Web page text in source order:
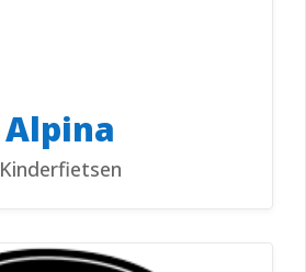
Alpina
Kinderfietsen